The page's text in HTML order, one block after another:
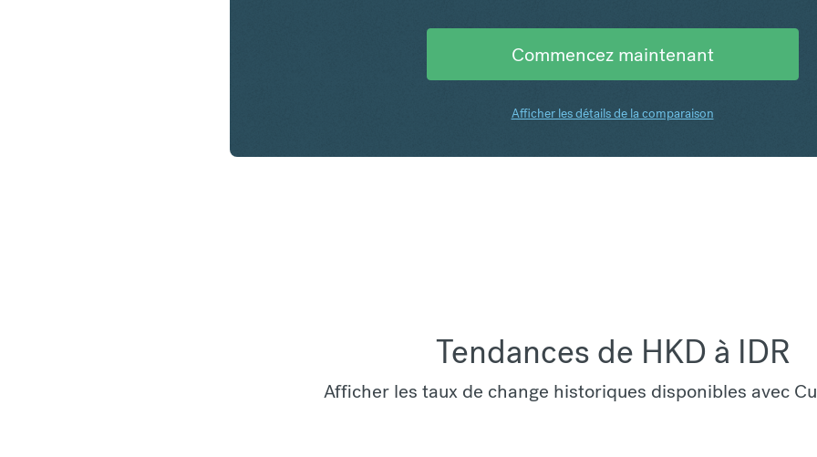
Commencez maintenant
Afficher les détails de la comparaison
Tendances de HKD à IDR
Afficher les taux de change historiques disponibles avec